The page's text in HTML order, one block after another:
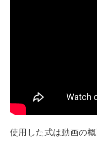
使用した式は動画の